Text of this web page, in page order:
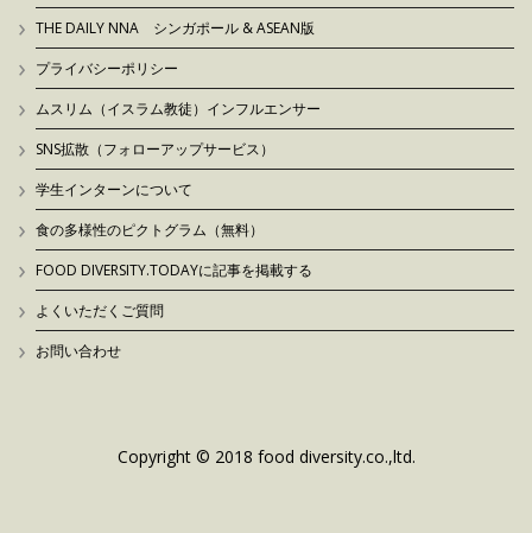
THE DAILY NNA シンガポール & ASEAN版
プライバシーポリシー
ムスリム（イスラム教徒）インフルエンサー
SNS拡散（フォローアップサービス）
学生インターンについて
食の多様性のピクトグラム（無料）
FOOD DIVERSITY.TODAYに記事を掲載する
よくいただくご質問
お問い合わせ
Copyright © 2018 food diversity.co.,ltd.